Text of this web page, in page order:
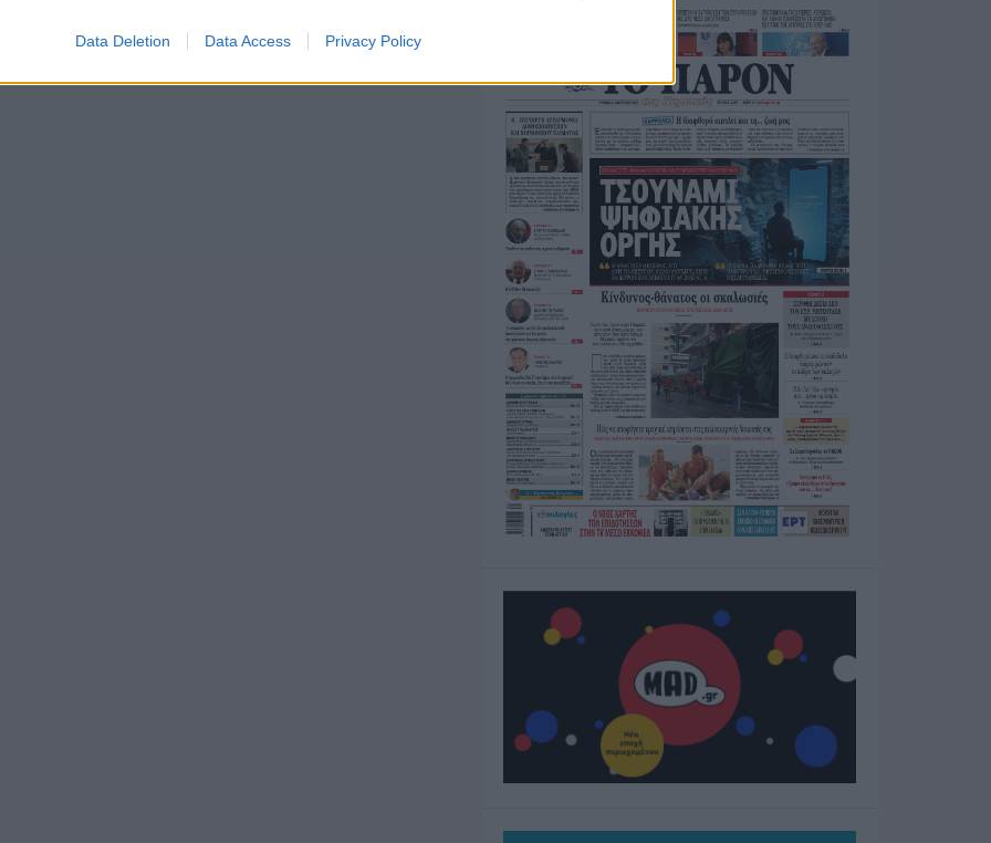
Data Deletion Data Access Privacy Policy